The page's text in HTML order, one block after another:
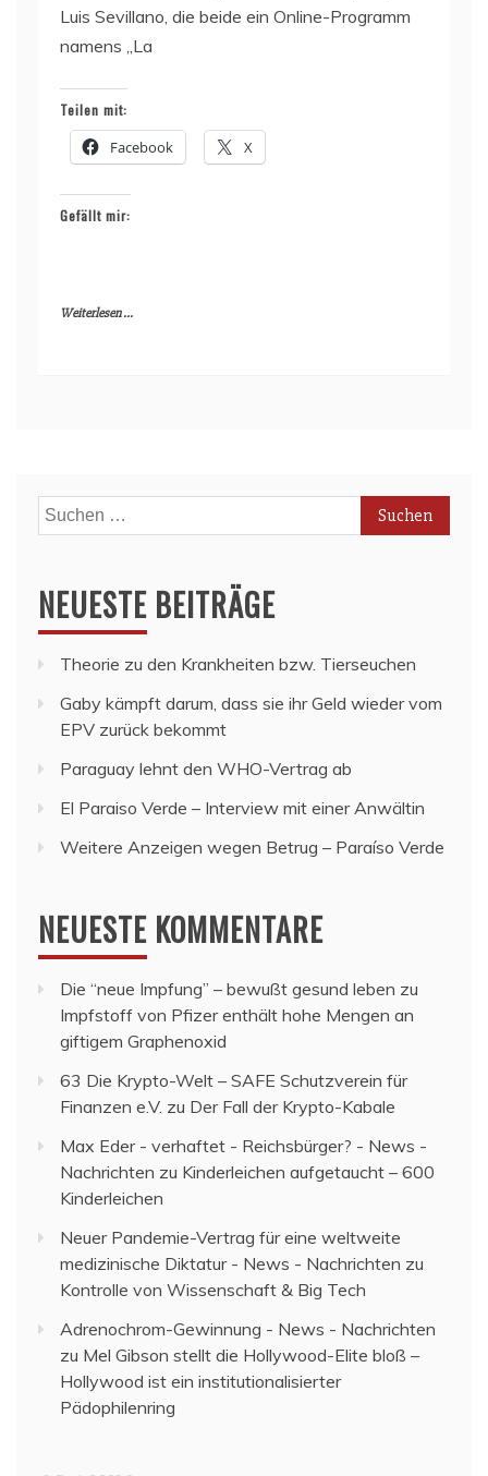
Luis Sevillano, die beide ein Online-Programm
namens „La
Teilen mit:
Facebook X
Gefällt mir:
Weiterlesen ...
Suchen
nach:
NEUESTE BEITRÄGE
Theorie zu den Krankheiten bzw. Tierseuchen
Gaby kämpft darum, dass sie ihr Geld wieder vom
EPV zurück bekommt
Paraguay lehnt den WHO-Vertrag ab
El Paraiso Verde – Interview mit einer Anwältin
Weitere Anzeigen wegen Betrug – Paraíso Verde
NEUESTE KOMMENTARE
Die “neue Impfung” – bewußt gesund leben zu
Impfstoff von Pfizer enthält hohe Mengen an
giftigem Graphenoxid
63 Die Krypto-Welt – SAFE Schutzverein für
Finanzen e.V. zu Der Fall der Krypto-Kabale
Max Eder - verhaftet - Reichsbürger? - News -
Nachrichten zu Kinderleichen aufgetaucht – 600
Kinderleichen
Neuer Pandemie-Vertrag für eine weltweite
medizinische Diktatur - News - Nachrichten zu
Kontrolle von Wissenschaft & Big Tech
Adrenochrom-Gewinnung - News - Nachrichten
zu Mel Gibson stellt die Hollywood-Elite bloß –
Hollywood ist ein institutionalisierter
Pädophilenring